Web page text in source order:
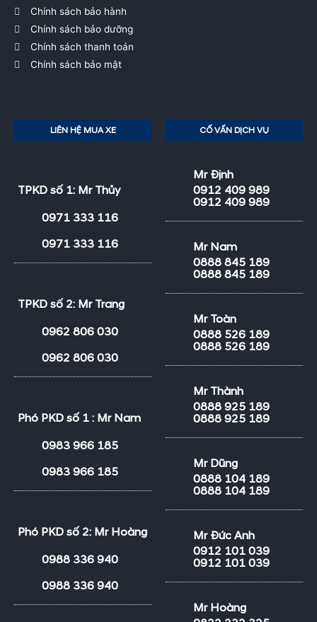
Chính sách bảo hành
Chính sách bảo dưỡng
Chính sách thanh toán
Chính sách bảo mật
LIÊN HỆ MUA XE
TPKD số 1: Mr Thủy
0971 333 116
0971 333 116
TPKD số 2: Mr Trang
0962 806 030
0962 806 030
Phó PKD số 1 : Mr Nam
0983 966 185
0983 966 185
Phó PKD số 2: Mr Hoàng
0988 336 940
0988 336 940
CỐ VẤN DỊCH VỤ
Mr Định
0912 409 989
0912 409 989
Mr Nam
0888 845 189
0888 845 189
Mr Toàn
0888 526 189
0888 526 189
Mr Thành
0888 925 189
0888 925 189
Mr Dũng
0888 104 189
0888 104 189
Mr Đức Anh
0912 101 039
0912 101 039
Mr Hoàng